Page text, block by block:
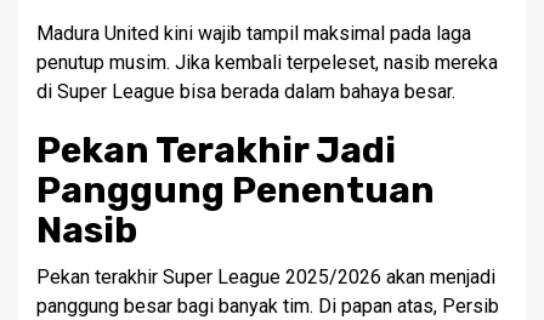
Madura United kini wajib tampil maksimal pada laga
penutup musim. Jika kembali terpeleset, nasib mereka
di Super League bisa berada dalam bahaya besar.
Pekan Terakhir Jadi
Panggung Penentuan
Nasib
Pekan terakhir Super League 2025/2026 akan menjadi
panggung besar bagi banyak tim. Di papan atas, Persib